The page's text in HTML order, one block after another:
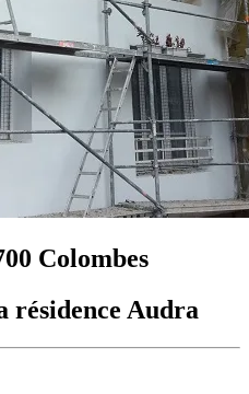
Colombes
résidence Audra